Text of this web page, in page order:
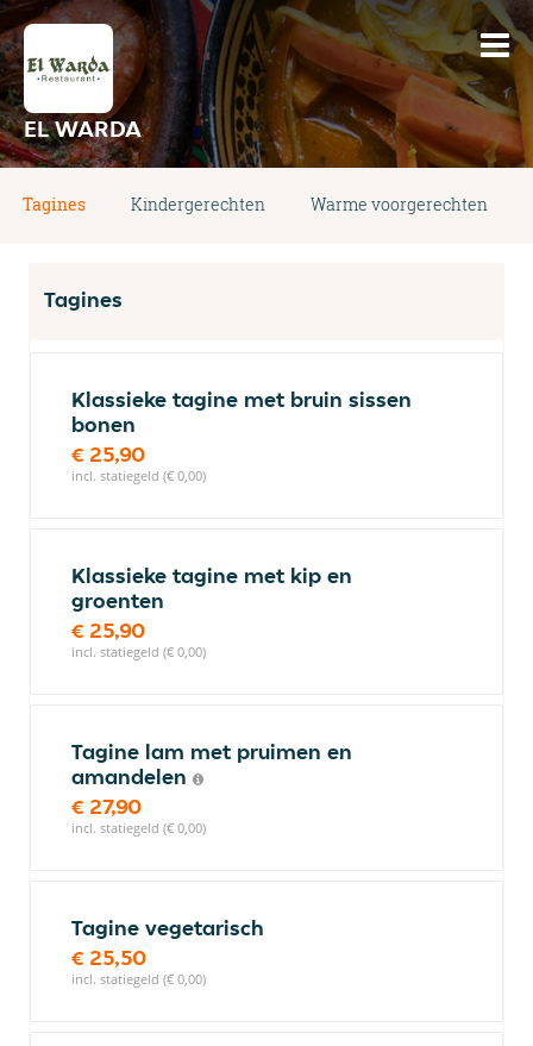
EL WARDA
Tagines Kindergerechten Warme voorgerechten
Tagines
Klassieke tagine met bruin sissen
bonen
€ 25,90
incl. statiegeld (€ 0,00)
Klassieke tagine met kip en
groenten
€ 25,90
incl. statiegeld (€ 0,00)
Tagine lam met pruimen en
amandelen
€ 27,90
incl. statiegeld (€ 0,00)
Tagine vegetarisch
€ 25,50
incl. statiegeld (€ 0,00)